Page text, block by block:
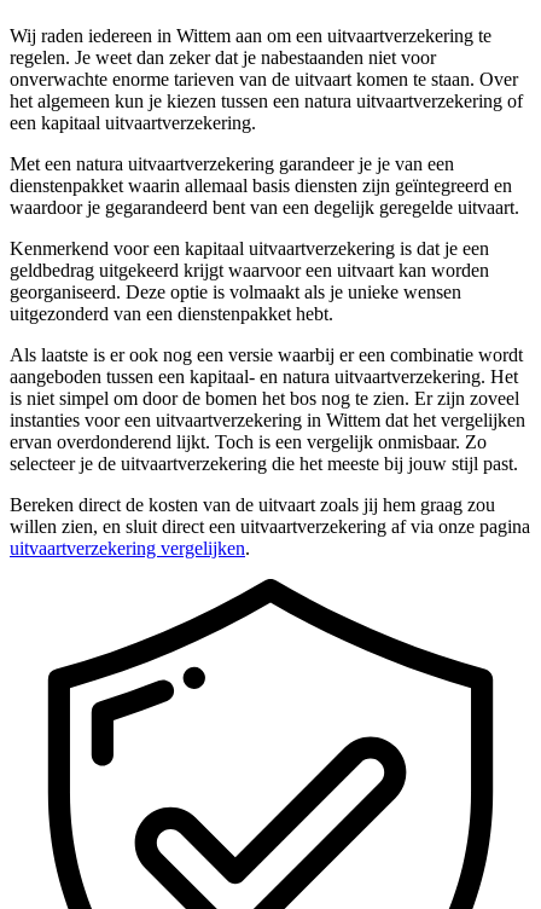
Wij raden iedereen in Wittem aan om een uitvaartverzekering te
regelen. Je weet dan zeker dat je nabestaanden niet voor
onverwachte enorme tarieven van de uitvaart komen te staan. Over
het algemeen kun je kiezen tussen een natura uitvaartverzekering of
een kapitaal uitvaartverzekering.
Met een natura uitvaartverzekering garandeer je je van een
dienstenpakket waarin allemaal basis diensten zijn geïntegreerd en
waardoor je gegarandeerd bent van een degelijk geregelde uitvaart.
Kenmerkend voor een kapitaal uitvaartverzekering is dat je een
geldbedrag uitgekeerd krijgt waarvoor een uitvaart kan worden
georganiseerd. Deze optie is volmaakt als je unieke wensen
uitgezonderd van een dienstenpakket hebt.
Als laatste is er ook nog een versie waarbij er een combinatie wordt
aangeboden tussen een kapitaal- en natura uitvaartverzekering. Het
is niet simpel om door de bomen het bos nog te zien. Er zijn zoveel
instanties voor een uitvaartverzekering in Wittem dat het vergelijken
ervan overdonderend lijkt. Toch is een vergelijk onmisbaar. Zo
selecteer je de uitvaartverzekering die het meeste bij jouw stijl past.
Bereken direct de kosten van de uitvaart zoals jij hem graag zou
willen zien, en sluit direct een uitvaartverzekering af via onze pagina
uitvaartverzekering vergelijken.